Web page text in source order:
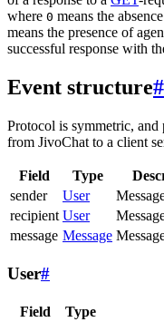
where 0 means the
means the presence of
successful response with
Event structure#
Protocol is symmetric, and
from JivoChat to a client
Field Type
sender
User
recipient User
message Message
User#
Field Type